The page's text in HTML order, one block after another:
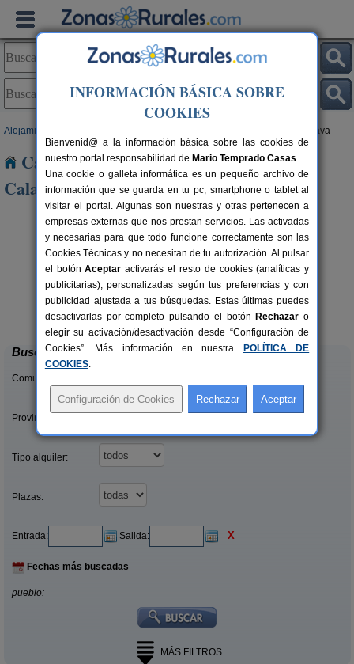
Alojamientos > Hinojosas de Calatrava
Casas Rurales cerca de Hinojosas de
Calatrava
8+4 pers.
desde20 €
Casa Rural Crisalva
Granatula de Calatrava (Ciudad Real)
Buscar
Comunidades:
Provincias/Islas:
Tipo alquiler:
Plazas:
Entrada: Salida: X
Fechas más buscadas
pueblo:
MÁS FILTROS
INFORMACIÓN BÁSICA SOBRE
COOKIES
Bienvenid@ a la información básica sobre las cookies de
nuestro portal responsabilidad de Mario Temprado Casas.
Una cookie o galleta informática es un pequeño archivo de
información que se guarda en tu pc, smartphone o tablet al
visitar el portal. Algunas son nuestras y otras pertenecen a
empresas externas que nos prestan servicios. Las activadas
y necesarias para que todo funcione correctamente son las
Cookies Técnicas y no necesitan de tu autorización. Al pulsar
el botónAceptar activarás el resto de cookies (analíticas y
publicitarias), personalizadas según tus preferencias y con
publicidad ajustada a tus búsquedas. Estas últimas puedes
desactivarlas por completo pulsando el botón Rechazar o
elegir su activación/desactivación desde “Configuración de
Cookies”. Más información en nuestra
POLÍTICA DE
COOKIES.